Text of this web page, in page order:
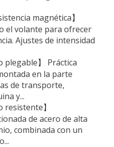
magnética】
el volante para ofrecer
Ajustes de intensidad
plegable】 Práctica
en la parte
de transporte,
y...
resistente】
de acero de alta
combinada con un